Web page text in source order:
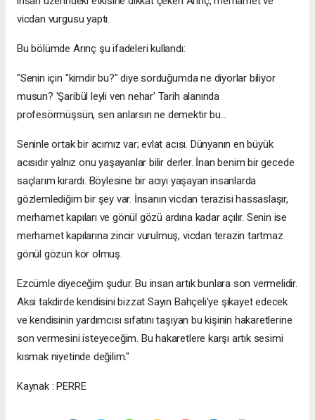
vicdan vurgusu yaptı.
Bu bölümde Arınç şu ifadeleri kullandı:
"Senin için "kimdir bu?" diye sorduğumda ne diyorlar biliyor
musun? 'Şaribül leyli ven nehar' Tarih alanında
profesörmüşsün, sen anlarsın ne demektir bu...
Seninle ortak bir acımız var; evlat acısı. Dünyanın en büyük
acısıdır yalnız onu yaşayanlar bilir derler. İnan benim bir gecede
saçlarım kırardı. Böylesine bir acıyı yaşayan insanlarda
gözlemlediğim bir şey var. İnsanın vicdan terazisi hassaslaşır,
merhamet kapıları ve gönül gözü ardına kadar açılır. Senin ise
merhamet kapılarına zincir vurulmuş, vicdan terazin tartmaz
gönül gözün kör olmuş.
Ezcümle diyeceğim şudur. Bu insan artık bunlara son vermelidir.
Aksi takdirde kendisini bizzat Sayın Bahçeli'ye şikayet edecek
ve kendisinin yardımcısı sıfatını taşıyan bu kişinin hakaretlerine
son vermesini isteyeceğim. Bu hakaretlere karşı artık sesimi
kısmak niyetinde değilim."
Kaynak : PERRE